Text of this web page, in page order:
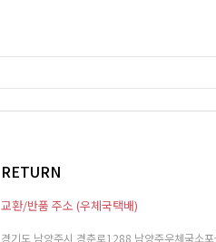
RETURN
교환/반품 주소 (우체국택배)
경기도 남양주시 경춘로1288 남양주우체국소